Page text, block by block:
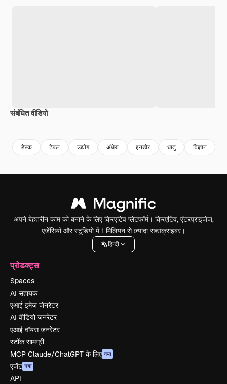
संबंधित वीडियो
डेस्क टेबल उद्योग अंधेरा इनडोर धातु विज्ञान
अपने बेहतरीन काम को बनाने के लिए क्रिएटिव प्लेटफॉर्म। क्रिएटिव, एंटरप्राइजेज,
एजेंसियों और स्टूडियो में 1 मिलियन से ज़्यादा सब्सक्राइबर।
हिन्दी
प्रोडक्ट्स
Spaces
AI सहायक
एआई इमेज जेनरेटर
AI वीडियो जनरेटर
एआई वॉयस जनरेटर
स्टॉक सामग्री
MCP Claude/ChatGPT के लिए नया
एजेंट नया
API